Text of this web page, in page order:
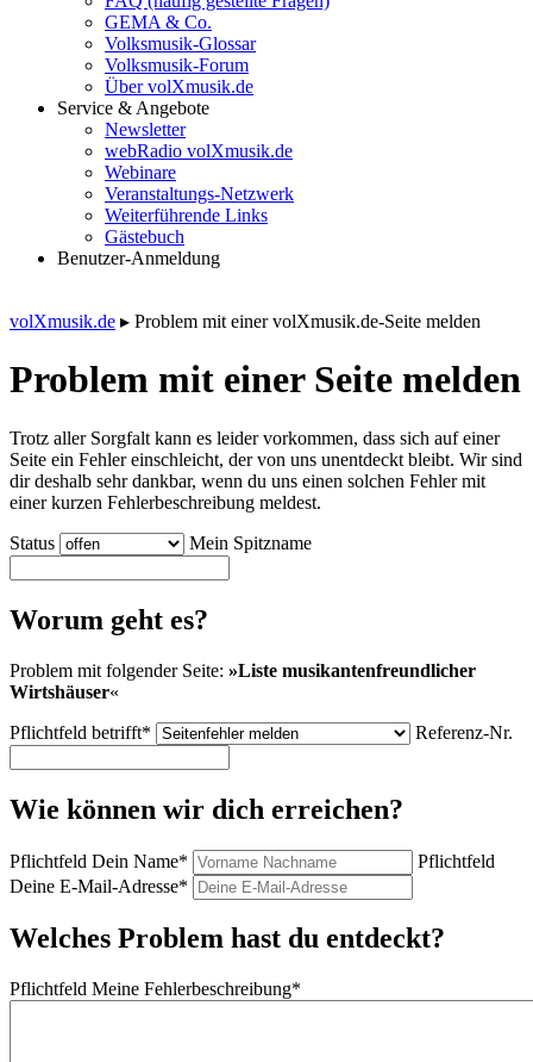
GEMA & Co.
Volksmusik-Glossar
Volksmusik-Forum
Über volXmusik.de
Service & Angebote
Newsletter
webRadio volXmusik.de
Webinare
Veranstaltungs-Netzwerk
Weiterführende Links
Gästebuch
Benutzer-Anmeldung
volXmusik.de ▸ Problem mit einer volXmusik.de-Seite melden
Problem mit einer Seite melden
Trotz aller Sorgfalt kann es leider vorkommen, dass sich auf einer
Seite ein Fehler einschleicht, der von uns unentdeckt bleibt. Wir sind
dir deshalb sehr dankbar, wenn du uns einen solchen Fehler mit
einer kurzen Fehlerbeschreibung meldest.
Status
Mein Spitzname
Worum geht es?
Problem mit folgender Seite: »Liste musikanten­freundlicher
Wirtshäuser«
Pflichtfeld betrifft* Referenz-Nr.
Wie können wir dich erreichen?
Pflichtfeld Dein Name*
Pflichtfeld
Deine E-Mail-Adresse*
Welches Problem hast du entdeckt?
Pflichtfeld Meine Fehlerbeschreibung*